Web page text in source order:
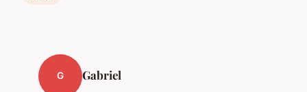
G Gabriel